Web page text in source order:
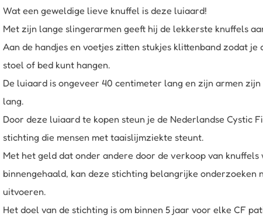
Wat een geweldige lieve knuffel is deze luiaard!
Met zijn lange slingerarmen geeft hij de lekkerste knuffels
Aan de handjes en voetjes zitten stukjes klittenband zodat je
stoel of bed kunt hangen.
De luiaard is ongeveer 40 centimeter lang en zijn armen
lang.
Door deze luiaard te kopen steun je de Nederlandse Cystic
stichting die mensen met taaislijmziekte steunt.
Met het geld dat onder andere door de verkoop van knuffels
binnengehaald, kan deze stichting belangrijke onderzoeken
uitvoeren.
Het doel van de stichting is om binnen 5 jaar voor elke CF